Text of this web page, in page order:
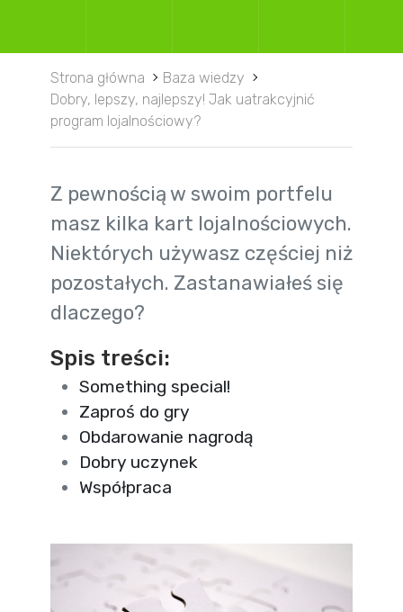
Strona główna
Baza wiedzy
Dobry, lepszy, najlepszy! Jak uatrakcyjnić
program lojalnościowy?
Z pewnością w swoim portfelu
masz kilka kart lojalnościowych.
Niektórych używasz częściej niż
pozostałych. Zastanawiałeś się
dlaczego?
Spis treści:
Something special!
Zaproś do gry
Obdarowanie nagrodą
Dobry uczynek
Współpraca